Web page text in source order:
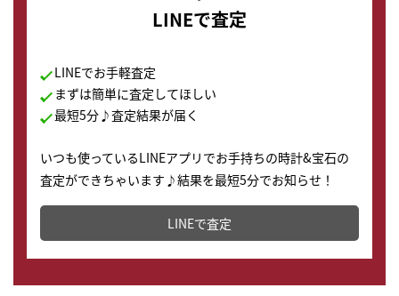
LINEで査定
LINEでお手軽査定
まずは簡単に査定してほしい
最短5分♪査定結果が届く
いつも使っているLINEアプリでお手持ちの時計&宝石の
査定ができちゃいます♪結果を最短5分でお知らせ！
どこからでもすぐに査定金額を知ることが出来ます。
LINEで査定